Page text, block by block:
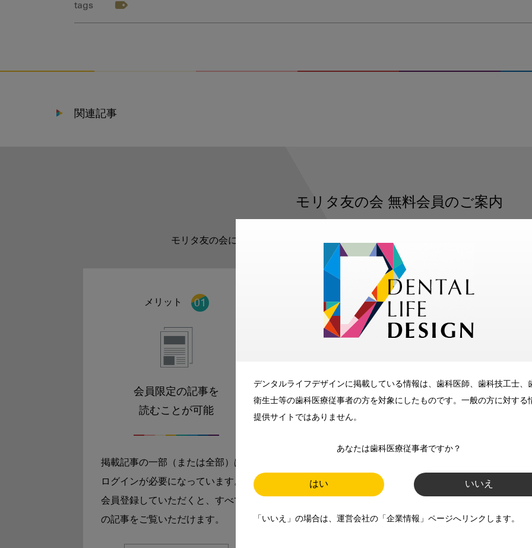
デンタルライフデザインに掲載している情報は、歯科医師、歯科技工士、
衛生士等の歯科医療従事者の方を対象にしたものです。一般の方に対する
提供サイトではありません。
あなたは歯科医療従事者ですか？
はい いいえ
「いいえ」の場合は、運営会社の「企業情報」ページへリンクします。
tags
関連記事
モリタ友の会 無料会員のご案内
モリタ友の会に登録いただくと、デンタルライフデザインをもっと便利にご利用い
メリット
会員限定の記事を
読むことが可能
掲載記事の一部（または全部）は
ログインが必要になっています。
会員登録していただくと、すべて
の記事をご覧いただけます。
メリット
メールマガジンでお届け
師、歯科衛生士、歯科技工士）に
お届けします。